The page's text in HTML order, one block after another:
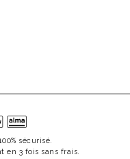
sécurisé.
en 3 fois sans frais.